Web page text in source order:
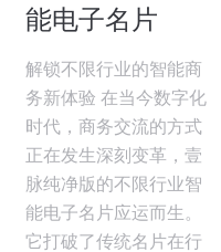
能电子名片
解锁不限行业的智能商
务新体验 在当今数字化
时代，商务交流的方式
正在发生深刻变革，壹
脉纯净版的不限行业智
能电子名片应运而生。
它打破了传统名片在行